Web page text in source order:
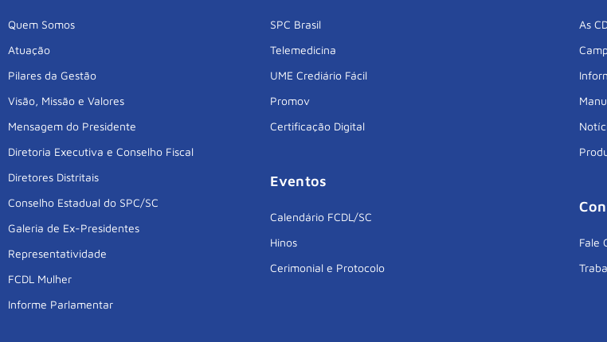
Quem Somos
Atuação
Pilares da Gestão
Visão, Missão e Valores
Mensagem do Presidente
Diretoria Executiva e Conselho Fiscal
Diretores Distritais
Conselho Estadual do SPC/SC
Galeria de Ex-Presidentes
Representatividade
FCDL Mulher
Informe Parlamentar
SPC Brasil
Telemedicina
UME Crediário Fácil
Promov
Certificação Digital
Eventos
Calendário FCDL/SC
Hinos
Cerimonial e Protocolo
As
Fale